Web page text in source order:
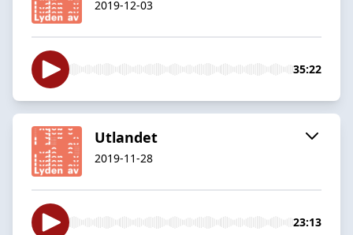
2019-12-03
35:22
Utlandet
2019-11-28
23:13